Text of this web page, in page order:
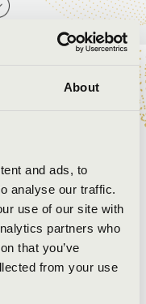
About
and ads, to
analyse our traffic.
use of our site with
partners who
that you’ve
from your use